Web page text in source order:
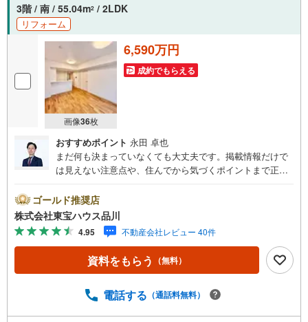
3階 / 南 / 55.04m2 / 2LDK
リフォーム
画像36枚
6,590万円
成約でもらえる
おすすめポイント 永田 卓也
まだ何も決まっていなくても大丈夫です。掲載情報だけで
は見えない注意点や、住んでから気づくポイントまで正直
とも包み隠さずお伝えし、「納得して選ぶ」ためのサポー
トを大切にしています。現地でしか分からないリアルな情
報も含めて、一緒に後悔しない住まい探しを進めていきま
しょう。まずはお気軽にご相談ください。【Yahoo！ 不動
産キャンペーン対象店舗】当店で物件を成約するとPayPay
ボーナスライトがもらえる「Yahoo！ 不動産 物件ご成約キ
予約をする」ボタンからお問い合わせください。※必ずYah
ゴールド推奨店
株式会社東宝ハウス品川
4.95 不動産会社レビュー 40件
資料をもらう （無料）
電話する （通話料無料）